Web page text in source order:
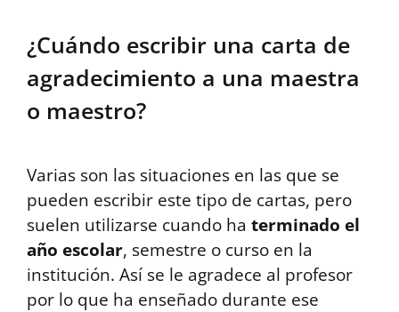
¿Cuándo escribir una carta de
agradecimiento a una maestra
o maestro?
Varias son las situaciones en las que se
pueden escribir este tipo de cartas, pero
suelen utilizarse cuando ha terminado el
año escolar, semestre o curso en la
institución. Así se le agradece al profesor
por lo que ha enseñado durante ese